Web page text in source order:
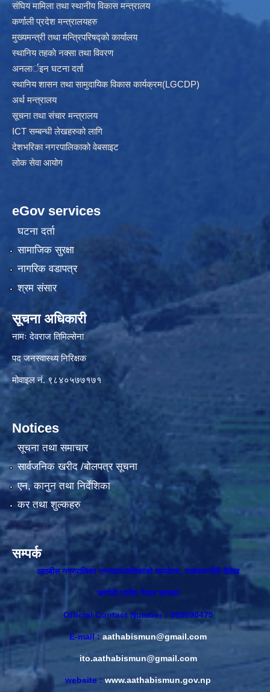
संघिय मामिला तथा स्थानीय विकास मन्त्रालय
कर्णाली प्रदेश मन्त्रालयहरु
मुख्यमन्त्री तथा मन्त्रिपरिषद्को कार्यालय
स्थानिय तहकाे नक्सा तथा विवरण
अनलार्इन घटना दर्ता
स्थानिय शासन तथा सामुदायिक विकास कार्यक्रम(LGCDP)
अर्थ मन्त्रालय
सूचना तथा संचार मन्त्रालय
ICT सम्बन्धी लेखहरुको लागि
देशभरिका नगरपालिकाको वेबसाइट
लोक सेवा आयोग
eGov services
घटना दर्ता
सामाजिक सुरक्षा
नागरिक वडापत्र
श्रम संसार
सूचना अधिकारी
नामः देवराज तिमिल्सेना
पद जनस्वास्थ्य निरिक्षक
मोवाइल नं. ९८४०५७७१७१
Notices
सूचना तथा समाचार
सार्वजनिक खरीद /बोलपत्र सूचना
एन, कानुन तथा निर्देशिका
कर तथा शुल्कहरु
सम्पर्क
आठबीस नगरपालिका नगरकार्यपालिकाकाे कार्यालय, राकमकर्णाली दैलेख
कर्णाली प्रदेश नेपाल सरकार
Official Contact Number : 089690475
E-mail : aathabismun@gmail.com
ito.aathabismun@gmail.com
website : www.aathabismun.gov.np